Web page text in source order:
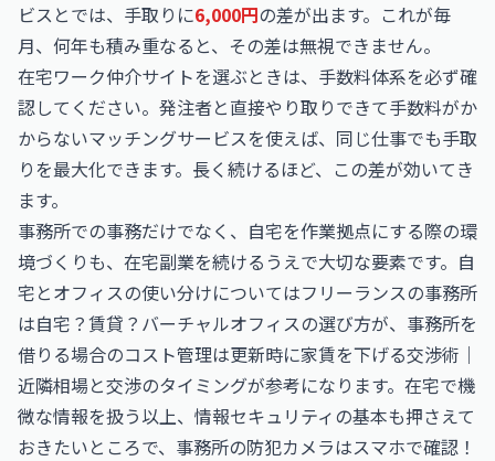
ビスとでは、手取りに6,000円の差が出ます。これが毎
月、何年も積み重なると、その差は無視できません。
在宅ワーク仲介サイトを選ぶときは、手数料体系を必ず確
認してください。発注者と直接やり取りできて手数料がか
からないマッチングサービスを使えば、同じ仕事でも手取
りを最大化できます。長く続けるほど、この差が効いてき
ます。
事務所での事務だけでなく、自宅を作業拠点にする際の環
境づくりも、在宅副業を続けるうえで大切な要素です。自
宅とオフィスの使い分けについてはフリーランスの事務所
は自宅？賃貸？バーチャルオフィスの選び方が、事務所を
借りる場合のコスト管理は更新時に家賃を下げる交渉術｜
近隣相場と交渉のタイミングが参考になります。在宅で機
微な情報を扱う以上、情報セキュリティの基本も押さえて
おきたいところで、 事務所の防犯カメラはスマホで確認！